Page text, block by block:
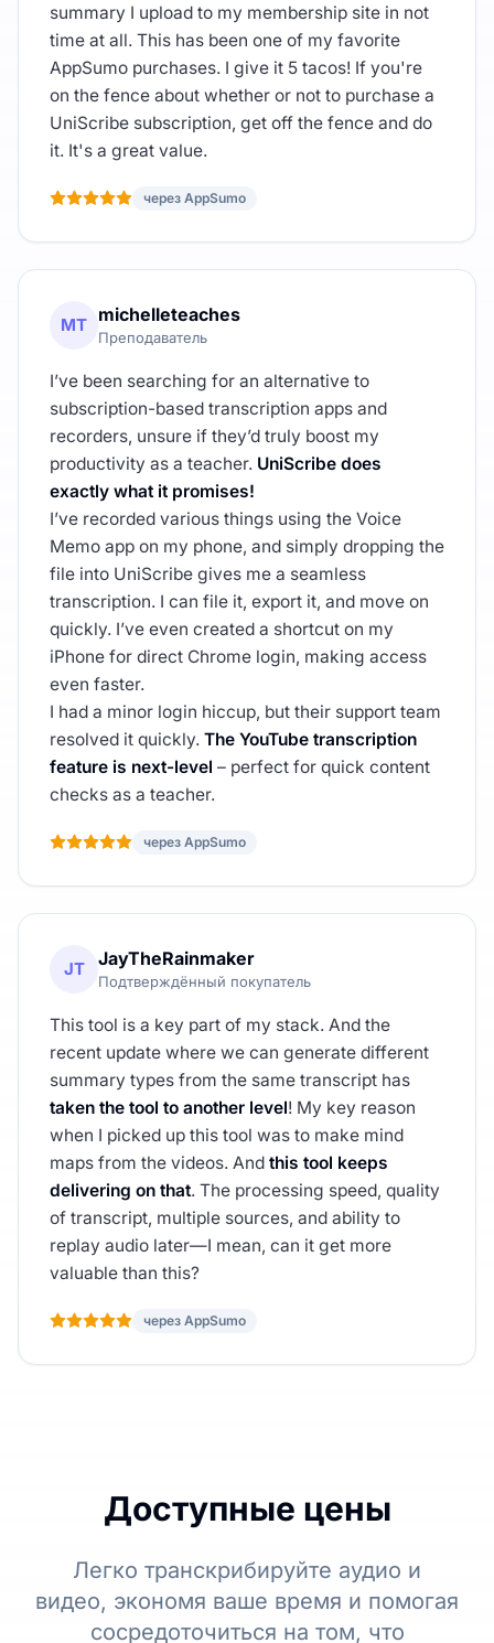
summary I upload to my membership site in not
time at all. This has been one of my favorite
AppSumo purchases. I give it 5 tacos! If you're
on the fence about whether or not to purchase a
UniScribe subscription, get off the fence and do
it. It's a great value.
через AppSumo
MT michelleteaches
Преподаватель
I’ve been searching for an alternative to
subscription-based transcription apps and
recorders, unsure if they’d truly boost my
productivity as a teacher. UniScribe does
exactly what it promises!
I’ve recorded various things using the Voice
Memo app on my phone, and simply dropping the
file into UniScribe gives me a seamless
transcription. I can file it, export it, and move on
quickly. I’ve even created a shortcut on my
iPhone for direct Chrome login, making access
even faster.
I had a minor login hiccup, but their support team
resolved it quickly. The YouTube transcription
feature is next-level – perfect for quick content
checks as a teacher.
через AppSumo
JT JayTheRainmaker
Подтверждённый покупатель
This tool is a key part of my stack. And the
recent update where we can generate different
summary types from the same transcript has
taken the tool to another level! My key reason
when I picked up this tool was to make mind
maps from the videos. And this tool keeps
delivering on that. The processing speed, quality
of transcript, multiple sources, and ability to
replay audio later—I mean, can it get more
valuable than this?
через AppSumo
Доступные цены
Легко транскрибируйте аудио и
видео, экономя ваше время и помогая
сосредоточиться на том, что